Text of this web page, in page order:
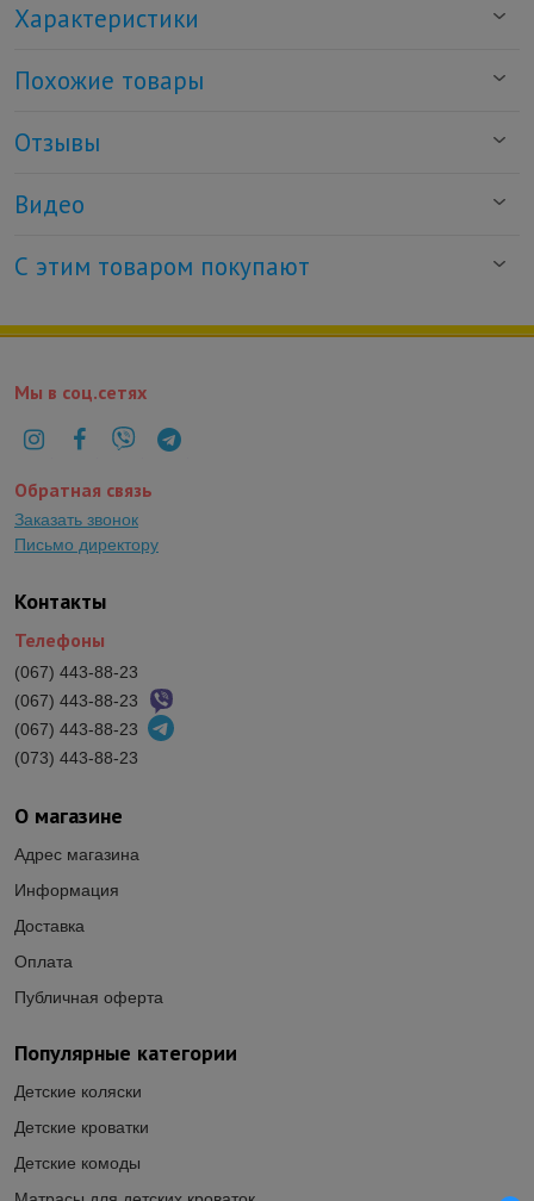
Характеристики
Похожие товары
Отзывы
Видео
С этим товаром покупают
Популярные категории
Детские коляски
Детские кроватки
Детские комоды
О магазине
Адрес магазина
Информация
Доставка
Оплата
Публичная оферта
Контакты
Телефоны
(067) 443-88-23
(067) 443-88-23
(067) 443-88-23
(073) 443-88-23
Мы в соц.сетях
Обратная связь
Заказать звонок
Письмо директору